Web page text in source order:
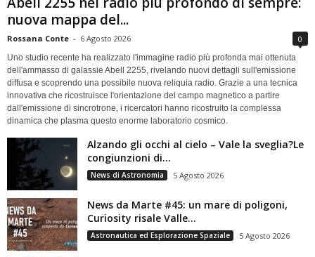
nuova mappa del...
Rossana Conte - 6 Agosto 2026 0
Uno studio recente ha realizzato l'immagine radio più profonda mai ottenuta
dell'ammasso di galassie Abell 2255, rivelando nuovi dettagli sull'emissione
diffusa e scoprendo una possibile nuova reliquia radio. Grazie a una tecnica
innovativa che ricostruisce l'orientazione del campo magnetico a partire
dall'emissione di sincrotrone, i ricercatori hanno ricostruito la complessa
dinamica che plasma questo enorme laboratorio cosmico.
Alzando gli occhi al cielo – Vale la sveglia?Le
congiunzioni di...
News di Astronomia 5 Agosto 2026
News da Marte #45: un mare di poligoni,
Curiosity risale Valle...
Astronautica ed Esplorazione Spaziale 5 Agosto 2026